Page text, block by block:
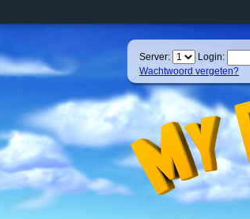
Server: Login:
Wachtwoord vergeten?